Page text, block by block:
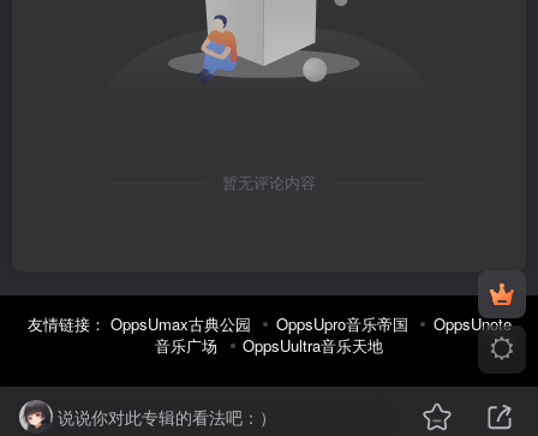
暂无评论内容
友情链接： OppsUmax古典公园 OppsUpro音乐帝国
OppsUnote
音乐广场
OppsUultra音乐天地
说说你对此专辑的看法吧：）